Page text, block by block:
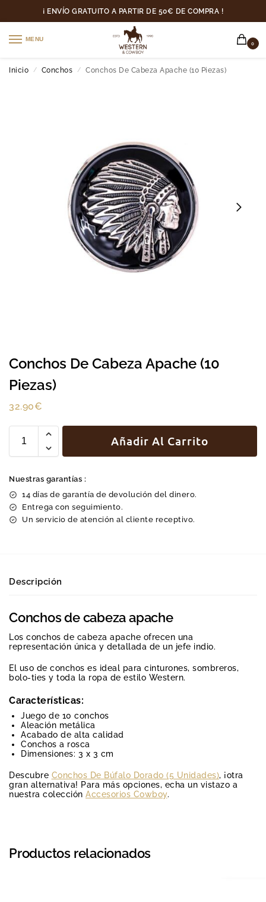
¡ ENVÍO GRATUITO A PARTIR DE 50€ DE COMPRA !
MENU
0
Inicio / Conchos / Conchos De Cabeza Apache (10 Piezas)
Conchos De Cabeza Apache (10
Piezas)
32.90€
Añadir Al Carrito
Nuestras garantías :
14 días de garantía de devolución del dinero.
Entrega con seguimiento.
Un servicio de atención al cliente receptivo.
Descripción
Conchos de cabeza apache
Los conchos de cabeza apache ofrecen una
representación única y detallada de un jefe indio.
El uso de conchos es ideal para cinturones, sombreros,
bolo-ties y toda la ropa de estilo Western.
Características:
Juego de 10 conchos
Aleación metálica
Acabado de alta calidad
Conchos a rosca
Dimensiones: 3 x 3 cm
Descubre Conchos De Búfalo Dorado (5 Unidades), ¡otra
gran alternativa! Para más opciones, echa un vistazo a
nuestra colección Accesorios Cowboy.
Productos relacionados